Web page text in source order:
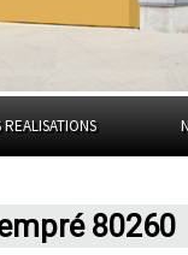
REALISATIONS
80260